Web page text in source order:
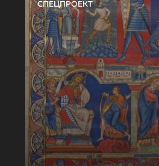
СПЕЦПРОЕКТ